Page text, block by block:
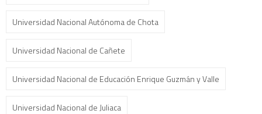
Universidad Nacional Autónoma de Chota
Universidad Nacional de Cañete
Universidad Nacional de Educación Enrique Guzmán y Valle
Universidad Nacional de Juliaca